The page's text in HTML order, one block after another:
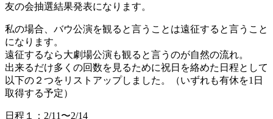
友の会抽選結果発表になります。
私の場合、バウ公演を観ると言うことは遠征すると言うこと
になります。
遠征するなら大劇場公演も観ると言うのが自然の流れ。
出来るだけ多くの回数を見るために祝日を絡めた日程として
以下の２つをリストアップしました。（いずれも有休を1日
取得する予定）
日程１：2/11〜2/14